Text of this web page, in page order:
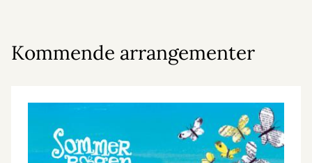
Kommende arrangementer